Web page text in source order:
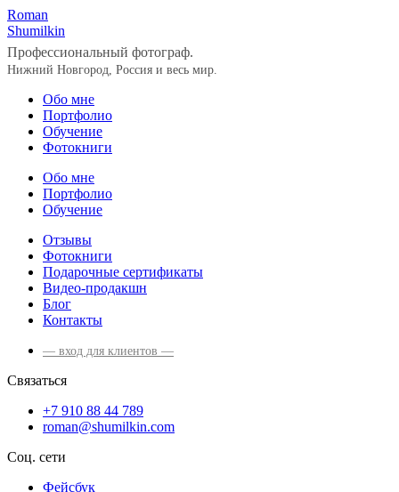
Roman
Shumilkin
Профессиональный фотограф.
Нижний Новгород, Россия и весь мир.
Обо мне
Портфолио
Обучение
Фотокниги
Обо мне
Портфолио
Обучение
Отзывы
Фотокниги
Подарочные сертификаты
Видео-продакшн
Блог
Контакты
— вход для клиентов —
Связаться
+7 910 88 44 789
roman@shumilkin.com
Соц. сети
Фейсбук